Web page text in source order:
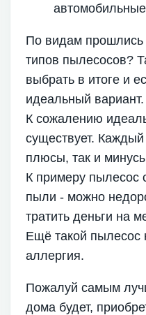
По видам прошлись
типов пылесосов?
выбрать в итоге и
идеальный вариант.
К сожалению
существует. Каждый
плюсы, так и
К примеру пылесос
пыли - можно
тратить деньги на
Ещё такой пылесос
аллергия.
Пожалуй самым
дома будет,